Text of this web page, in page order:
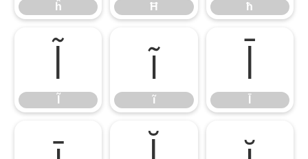
ĥ Ħ ħ
Ĩ ĩ
ĩ
Ī